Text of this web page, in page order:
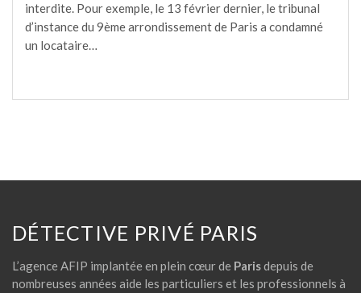
interdite. Pour exemple, le 13 février dernier, le tribunal
d’instance du 9ème arrondissement de Paris a condamné
un locataire…
DÉTECTIVE PRIVÉ PARIS
L’agence AFIP implantée en plein cœur de Parisdepuis de
nombreuses années aide les particuliers et les professionnels à